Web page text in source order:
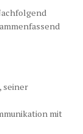
seiner
mit